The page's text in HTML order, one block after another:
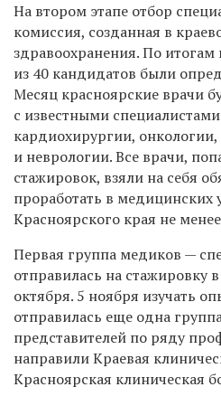
На втором этапе отбор
комиссия, созданная в
здравоохранения. По итогам
из 40 кандидатов были
Месяц красноярские врачи
с известными
кардиохирургии,
и неврологии. Все врачи,
стажировок, взяли на себя
проработать в медицинских
Красноярского края не
Первая группа медиков —
отправилась на стажировку
октября. 5 ноября изучать
отправилась еще одна
представителей по ряду
направили Краевая
Красноярская клиническая